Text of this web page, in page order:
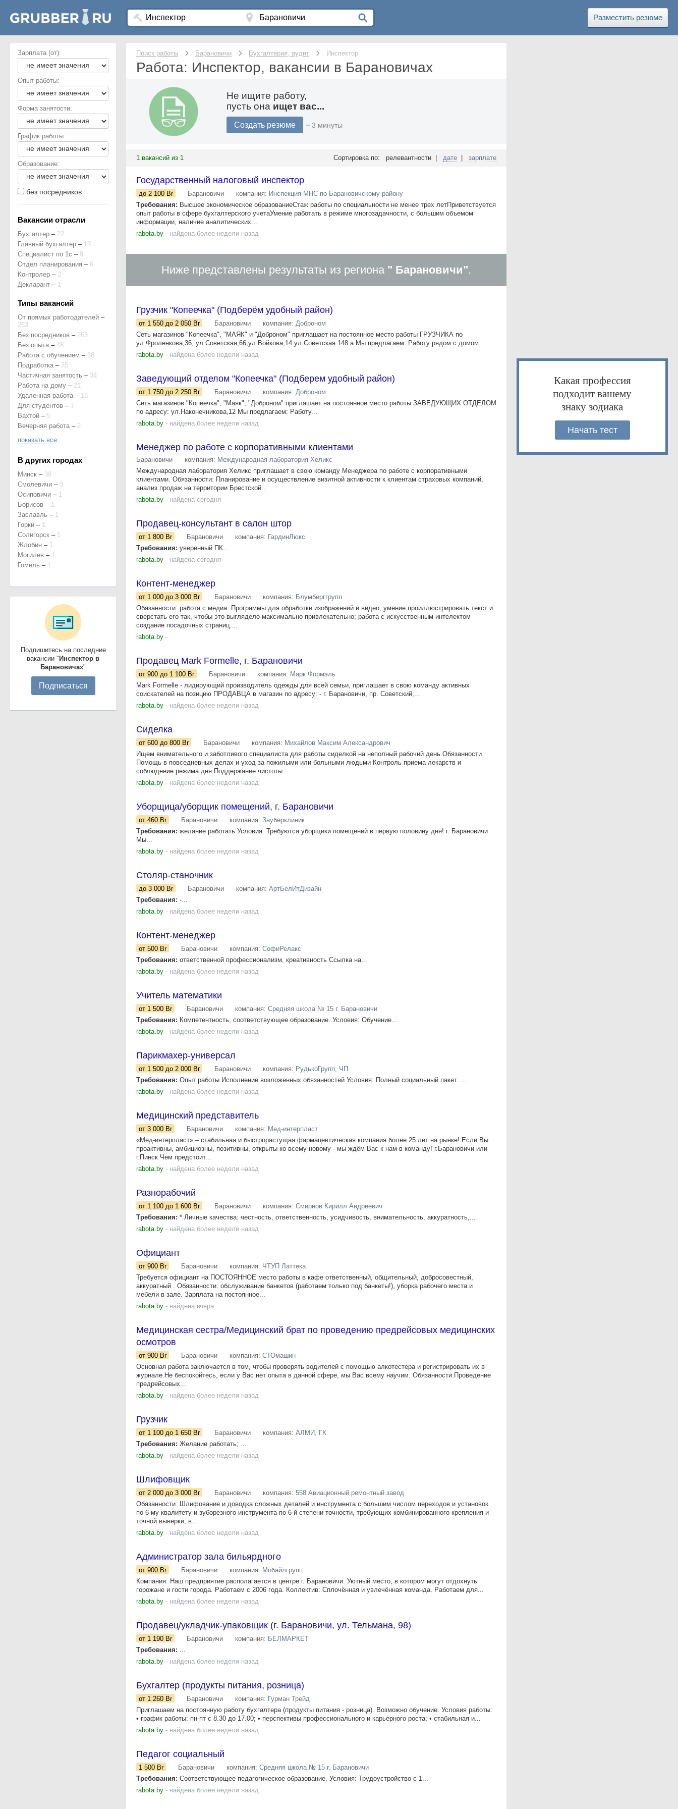
Разместить резюме
Поиск работы Барановичи Бухгалтерия, аудит Инспектор
Работа: Инспектор, вакансии в Барановичах
Не ищите работу,
пусть она ищет вас...
Создать резюме ~ 3 минуты
1 вакансий из 1 Сортировка по: релевантности | дате зарплате
Государственный налоговый инспектор
до 2 100 Br Барановичи компания: Инспекция МНС по Барановичскому району
Требования: Высшее экономическое образованиеСтаж работы по специальности не менее трех летПриветствуется
опыт работы в сфере бухгалтерского учетаУмение работать в режиме многозадачности, с большим объемом
информации, наличие аналитических...
rabota.by - найдена более недели назад
Ниже представлены результаты из региона " Барановичи".
Грузчик "Копеечка" (Подберём удобный район)
от 1 550 до 2 050 Br Барановичи компания: Доброном
Сеть магазинов "Копеечка", "МАЯК" и "Доброном" приглашает на постоянное место работы ГРУЗЧИКА по
ул.Фроленкова,36, ул.Советская,66,ул.Войкова,14 ул.Советская 148 а Мы предлагаем: Работу рядом с домом:...
rabota.by - найдена более недели назад
Заведующий отделом "Копеечка" (Подберем удобный район)
от 1 750 до 2 250 Br Барановичи компания: Доброном
Сеть магазинов "Копеечка", "Маяк", "Доброном" приглашает на постоянное место работы ЗАВЕДУЮЩИХ ОТДЕЛОМ
по адресу: ул.Наконечникова,12 Мы предлагаем: Работу...
rabota.by - найдена более недели назад
Менеджер по работе с корпоративными клиентами
Барановичи компания: Международная лаборатория Хеликс
Международная лаборатория Хеликс приглашает в свою команду Менеджера по работе с корпоративными
клиентами. Обязанности: Планирование и осуществление визитной активности к клиентам страховых компаний,
анализ продаж на территории Брестской...
rabota.by - найдена сегодня
Продавец-консультант в салон штор
от 1 800 Br Барановичи компания: ГардинЛюкс
Требования: уверенный ПК...
rabota.by - найдена сегодня
Контент-менеджер
от 1 000 до 3 000 Br Барановичи компания: Блумберггрупп
Обязанности: работа с медиа. Программы для обработки изображений и видео, умение проиллюстрировать текст и
сверстать его так, чтобы это выглядело максимально привлекательно; работа с искусственным интелектом
создание посадочных страниц....
rabota.by -
Продавец Mark Formelle, г. Барановичи
от 900 до 1 100 Br Барановичи компания: Марк Формэль
Mark Formelle - лидирующий производитель одежды для всей семьи, приглашает в свою команду активных
соискателей на позицию ПРОДАВЦА в магазин по адресу: - г. Барановичи, пр. Советский,...
rabota.by - найдена более недели назад
Сиделка
от 600 до 800 Br Барановичи компания: Михайлов Максим Александрович
Ищем внимательного и заботливого специалиста для работы сиделкой на неполный рабочий день.Обязанности
Помощь в повседневных делах и уход за пожилыми или больными людьми Контроль приема лекарств и
соблюдение режима дня Поддержание чистоты...
rabota.by - найдена более недели назад
Уборщица/уборщик помещений, г. Барановичи
от 460 Br Барановичи компания: Зауберклиник
Требования: желание работать Условия: Требуются уборщики помещений в первую половину дня! г. Барановичи
Мы...
rabota.by - найдена более недели назад
Столяр-станочник
до 3 000 Br Барановичи компания: АртБелИтДизайн
Требования: -...
rabota.by - найдена более недели назад
Контент-менеджер
от 500 Br Барановичи компания: СофиРелакс
Требования: ответственной профессионализм, креативность Ссылка на...
rabota.by - найдена более недели назад
Учитель математики
от 1 500 Br Барановичи компания: Средняя школа № 15 г. Барановичи
Требования: Компетентность, соответствующее образование. Условия: Обучение...
rabota.by - найдена более недели назад
Парикмахер-универсал
от 1 500 до 2 000 Br Барановичи компания: РудькоГрупп, ЧП
Требования: Опыт работы Исполнение возложенных обязанностей Условия: Полный социальный пакет. ...
rabota.by - найдена более недели назад
Медицинский представитель
от 3 000 Br Барановичи компания: Мед-интерпласт
«Мед-интерпласт» – стабильная и быстрорастущая фармацевтическая компания более 25 лет на рынке! Если Вы
проактивны, амбициозны, позитивны, открыты ко всему новому - мы ждём Вас к нам в команду! г.Барановичи или
г.Пинск Чем предстоит...
rabota.by - найдена более недели назад
Разнорабочий
от 1 100 до 1 600 Br Барановичи компания: Смирнов Кирилл Андреевич
Требования: * Личные качества: честность, ответственность, усидчивость, внимательность, аккуратность,...
rabota.by - найдена более недели назад
Официант
от 900 Br Барановичи компания: ЧТУП Латтека
Требуется официант на ПОСТОЯННОЕ место работы в кафе ответственный, общительный, добросовестный,
аккуратный . Обязанности: обслуживание банкетов (работаем только под банкеты!), уборка рабочего места и
мебели в зале. Зарплата на постоянное...
rabota.by - найдена вчера
Медицинская сестра/Медицинский брат по проведению предрейсовых медицинских
осмотров
от 900 Br Барановичи компания: СТОмашин
Основная работа заключается в том, чтобы проверять водителей с помощью алкотестера и регистрировать их в
журнале.Не беспокойтесь, если у Вас нет опыта в данной сфере, мы Вас всему научим. Обязанности:Проведение
предрейсовых...
rabota.by - найдена более недели назад
Грузчик
от 1 100 до 1 650 Br Барановичи компания: АЛМИ, ГК
Требования: Желание работать; ...
rabota.by - найдена более недели назад
Шлифовщик
от 2 000 до 3 000 Br Барановичи компания: 558 Авиационный ремонтный завод
Обязанности: Шлифование и доводка сложных деталей и инструмента с большим числом переходов и установок
по 6-му квалитету и зуборезного инструмента по 6-й степени точности, требующих комбинированного крепления и
точной выверки, в...
rabota.by - найдена более недели назад
Администратор зала бильярдного
от 900 Br Барановичи компания: Мобайлгрупп
Компания: Наш предприятие располагается в центре г. Барановичи. Уютный место, в котором могут отдохнуть
горожане и гости города. Работаем с 2006 года. Коллектив: Сплочённая и увлечённая команда. Работаем для...
rabota.by - найдена более недели назад
Продавец/укладчик-упаковщик (г. Барановичи, ул. Тельмана, 98)
от 1 190 Br Барановичи компания: БЕЛМАРКЕТ
Требования: ...
rabota.by - найдена более недели назад
Бухгалтер (продукты питания, розница)
от 1 260 Br Барановичи компания: Гурман Трейд
Приглашаем на постоянную работу бухгалтера (продукты питания - розница). Возможно обучение. Условия работы:
• график работы: пн-пт с 8.30 до 17.00; • перспективы профессионального и карьерного роста; • стабильная и...
rabota.by - найдена более недели назад
Педагог социальный
1 500 Br Барановичи компания: Средняя школа № 15 г. Барановичи
Требования: Соответствующее педагогическое образование. Условия: Трудоустройство с 1...
rabota.by - найдена более недели назад
Зарплата (от):
Опыт работы:
Форма занятости:
График работы:
Образование:
без посредников
Вакансии отрасли
Бухгалтер – 22
Главный бухгалтер – 13
Специалист по 1с – 9
Отдел планирования – 6
Контролер – 2
Декларант – 1
Типы вакансий
От прямых работодателей –
263
Без посредников – 263
Без опыта – 48
Работа с обучением – 38
Подработка – 35
Частичная занятость – 34
Работа на дому – 21
Удаленная работа – 18
Для студентов – 7
Вахтой – 5
Вечерняя работа – 2
показать все
В других городах
Минск – 38
Смолевичи – 3
Осиповичи – 1
Борисов – 1
Заславль – 1
Горки – 1
Солигорск – 1
Жлобин – 1
Могилев – 1
Гомель – 1
Подпишитесь на последние
вакансии " Инспектор в
Барановичах"
Подписаться
Какая профессия
подходит вашему
знаку зодиака
Начать тест